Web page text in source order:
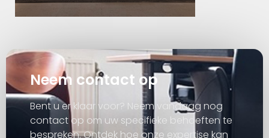
Neem contact op
Bent u er klaar voor? Neem vandaag nog
contact op om uw specifieke behoeften te
bespreken. Ontdek hoe onze expertise kan